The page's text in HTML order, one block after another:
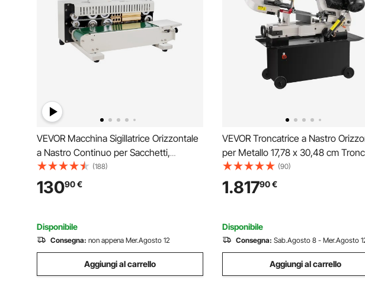
VEVOR Macchina Sigillatrice Orizzontale
a Nastro Continuo per Sacchetti,
Larghezza Saldatura 6-12 mm Controllo
Digitale Temperatura, in Acciaio
Carbonio, Sigillatrice Sacchetti Plastica
(188)
13090€
Disponibile
Consegna: non appena Mer.Agosto 12
Aggiungi al carrello
VEVOR Troncatrice a Nastro
per Metallo 17,78 x 30,48 cm
a Nastro per Taglio Verticale in
con Motore 1,1 kW Regolazione
dell'Angolo 0 a 45° per Metallo e
(90)
1.81790€
Disponibile
Consegna: Sab.Agosto 8 - Mer.Agosto
Aggiungi al carrello